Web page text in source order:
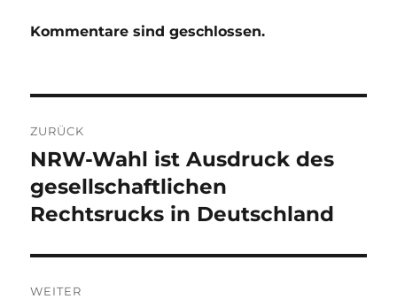
Kommentare sind geschlossen.
ZURÜCK
Vorheriger
Beitrag:
NRW-Wahl ist Ausdruck des
gesellschaftlichen
Rechtsrucks in Deutschland
WEITER